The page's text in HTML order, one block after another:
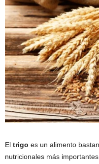
El trigo es un alimento
nutricionales más